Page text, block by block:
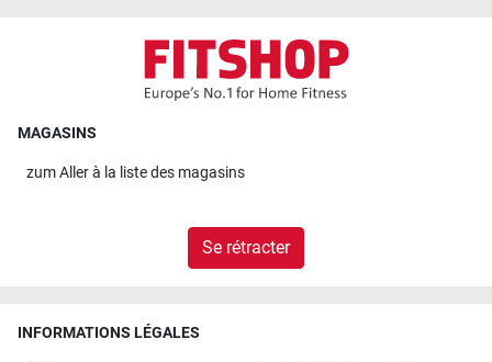
MAGASINS
zumAller à la liste des magasins
Se rétracter
INFORMATIONS LÉGALES